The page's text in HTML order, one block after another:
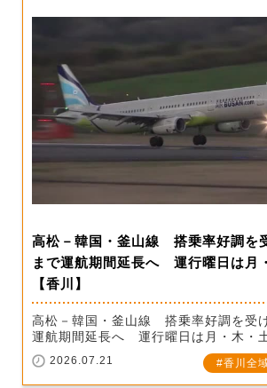
高松－韓国・釜山線 搭乗率好調を
まで運航期間延長へ 運行曜日は月
【香川】
高松－韓国・釜山線 搭乗率好調を受
運航期間延長へ 運行曜日は月・木・
2026.07.21 香川全